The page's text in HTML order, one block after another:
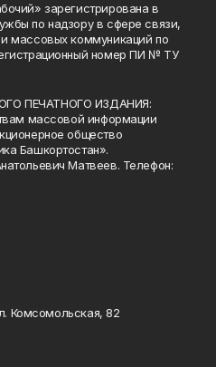
зарегистрирована в
по надзору в сфере связи,
массовых коммуникаций по
номер ПИ № ТУ
ПЕЧАТНОГО ИЗДАНИЯ:
массовой информации
общество
Башкортостан».
Матвеев. Телефон:
Комсомольская, 82